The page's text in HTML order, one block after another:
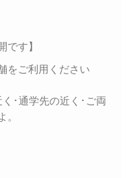
です】
をご利用ください
･通学先の近く･ご両
。